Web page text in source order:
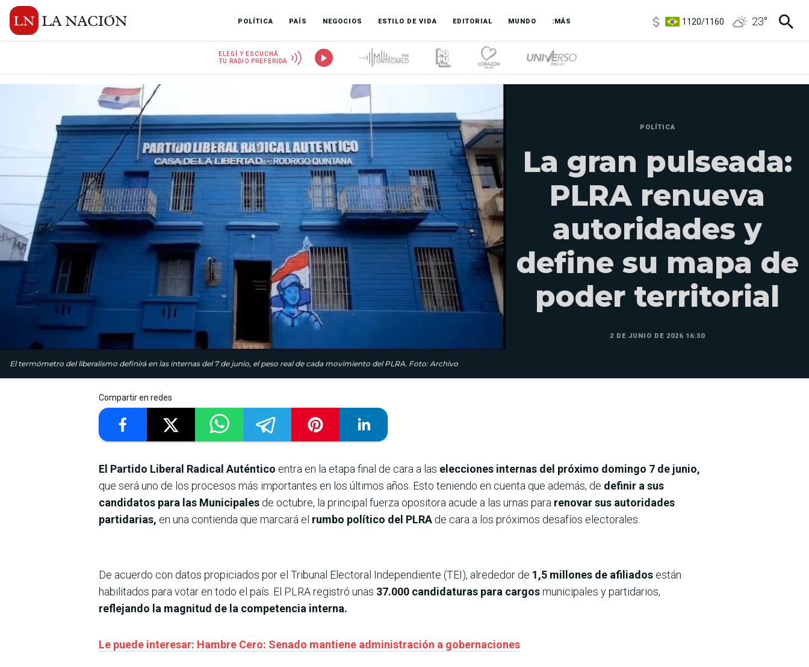
POLÍTICA PAÍS NEGOCIOS ESTILO DE VIDA EDITORIAL MUNDO :MÁS
3,6/3,9
6850/7200
23°
ELEGÍ Y ESCUCHÁ
TU RADIO PREFERIDA
El termómetro del liberalismo definirá en las internas del 7 de junio, el peso real de cada movimiento del PLRA. Foto: Archivo
POLÍTICA
La gran pulseada:
PLRA renueva
autoridades y
define su mapa de
poder territorial
2 DE JUNIO DE 2026 16:30
Compartir en redes
El Partido Liberal Radical Auténtico entra en la etapa final de cara a las elecciones internas del próximo domingo 7 de junio,
que será uno de los procesos más importantes en los últimos años. Esto teniendo en cuenta que además, de definir a sus
candidatos para las Municipales de octubre, la principal fuerza opositora acude a las urnas para renovar sus autoridades
partidarias, en una contienda que marcará el rumbo político del PLRA de cara a los próximos desafíos electorales.
De acuerdo con datos propiciados por el Tribunal Electoral Independiente (TEI), alrededor de 1,5 millones de afiliados están
habilitados para votar en todo el país. El PLRA registró unas 37.000 candidaturas para cargosmunicipales y partidarios,
reflejando la magnitud de la competencia interna.
Le puede interesar: Hambre Cero: Senado mantiene administración a gobernaciones